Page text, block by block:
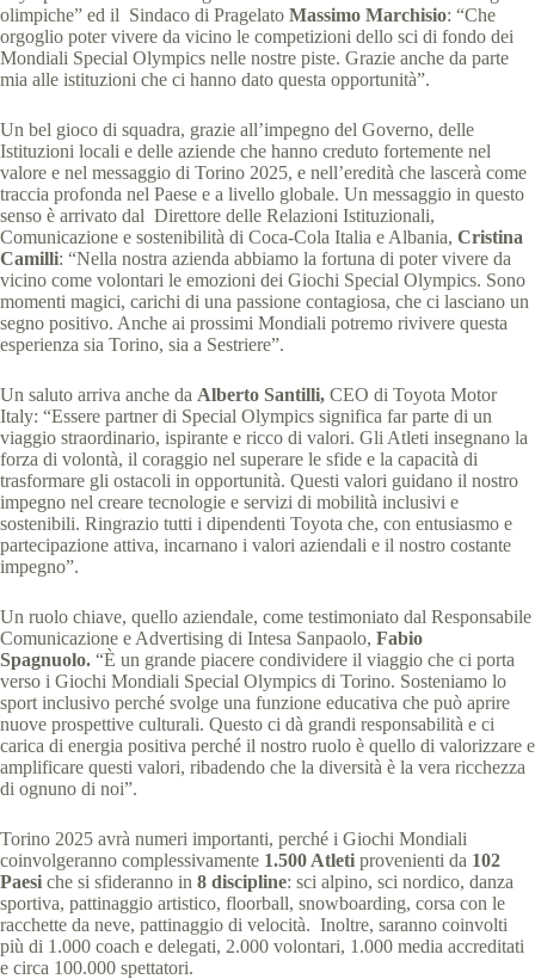
olimpiche” ed il Sindaco di Pragelato Massimo Marchisio: “Che
orgoglio poter vivere da vicino le competizioni dello sci di fondo dei
Mondiali Special Olympics nelle nostre piste. Grazie anche da parte
mia alle istituzioni che ci hanno dato questa opportunità”.
Un bel gioco di squadra, grazie all’impegno del Governo, delle
Istituzioni locali e delle aziende che hanno creduto fortemente nel
valore e nel messaggio di Torino 2025, e nell’eredità che lascerà come
traccia profonda nel Paese e a livello globale. Un messaggio in questo
senso è arrivato dal Direttore delle Relazioni Istituzionali,
Comunicazione e sostenibilità di Coca-Cola Italia e Albania, Cristina
Camilli: “Nella nostra azienda abbiamo la fortuna di poter vivere da
vicino come volontari le emozioni dei Giochi Special Olympics. Sono
momenti magici, carichi di una passione contagiosa, che ci lasciano un
segno positivo. Anche ai prossimi Mondiali potremo rivivere questa
esperienza sia Torino, sia a Sestriere”.
Un saluto arriva anche da Alberto Santilli, CEO di Toyota Motor
Italy: “Essere partner di Special Olympics significa far parte di un
viaggio straordinario, ispirante e ricco di valori. Gli Atleti insegnano la
forza di volontà, il coraggio nel superare le sfide e la capacità di
trasformare gli ostacoli in opportunità. Questi valori guidano il nostro
impegno nel creare tecnologie e servizi di mobilità inclusivi e
sostenibili. Ringrazio tutti i dipendenti Toyota che, con entusiasmo e
partecipazione attiva, incarnano i valori aziendali e il nostro costante
impegno”.
Un ruolo chiave, quello aziendale, come testimoniato dal Responsabile
Comunicazione e Advertising di Intesa Sanpaolo, Fabio
Spagnuolo. “È un grande piacere condividere il viaggio che ci porta
verso i Giochi Mondiali Special Olympics di Torino. Sosteniamo lo
sport inclusivo perché svolge una funzione educativa che può aprire
nuove prospettive culturali. Questo ci dà grandi responsabilità e ci
carica di energia positiva perché il nostro ruolo è quello di valorizzare e
amplificare questi valori, ribadendo che la diversità è la vera ricchezza
di ognuno di noi”.
Torino 2025 avrà numeri importanti, perché i Giochi Mondiali
coinvolgeranno complessivamente 1.500 Atleti provenienti da 102
Paesi che si sfideranno in 8 discipline: sci alpino, sci nordico, danza
sportiva, pattinaggio artistico, floorball, snowboarding, corsa con le
racchette da neve, pattinaggio di velocità. Inoltre, saranno coinvolti
più di 1.000 coach e delegati, 2.000 volontari, 1.000 media accreditati
e circa 100.000 spettatori.